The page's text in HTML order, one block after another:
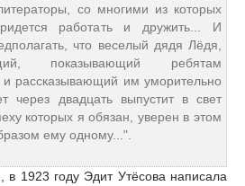
со многими из которых
работать и дружить... И
что веселый дядя Лёдя,
показывающий ребятам
рассказывающий им уморительно
через двадцать выпустит в свет
которых я обязан, уверен в этом
ему одному...".
в 1923 году Эдит Утёсова написала